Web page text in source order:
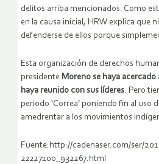
delitos arriba mencionados. Como
en la causa inicial, HRW explica que
defenderse de ellos porque
Esta organización de derechos
presidente Moreno se haya
haya reunido con sus líderes. Pero
periodo ‘Correa’ poniendo fin al uso
amedrentar a los movimientos
Fuente:http://cadenaser.com/ser/
22227100_932267.html